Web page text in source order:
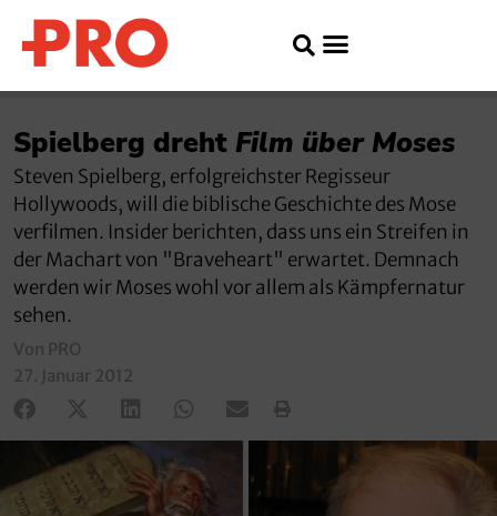
Spielberg dreht Film über Moses
Steven Spielberg, erfolgreichster Regisseur
Hollywoods, will die biblische Geschichte des Mose
verfilmen. Insider berichten, dass uns ein Streifen in
der Machart von "Braveheart" erwartet. Demnach
werden wir Moses wohl vor allem als Kämpfernatur
sehen.
Von PRO
27. Januar 2012